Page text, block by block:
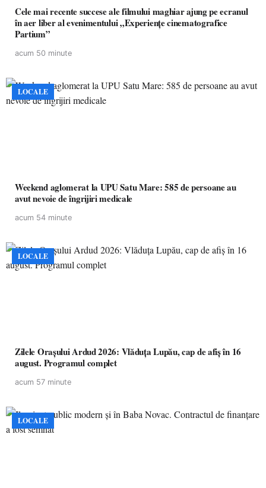
Cele mai recente succese ale filmului maghiar ajung pe ecranul
în aer liber al evenimentului „Experiențe cinematografice
Partium”
acum 50 minute
LOCALE
Weekend aglomerat la UPU Satu Mare: 585 de persoane au
avut nevoie de îngrijiri medicale
acum 54 minute
LOCALE
Zilele Orașului Ardud 2026: Vlăduța Lupău, cap de afiș în 16
august. Programul complet
acum 57 minute
LOCALE